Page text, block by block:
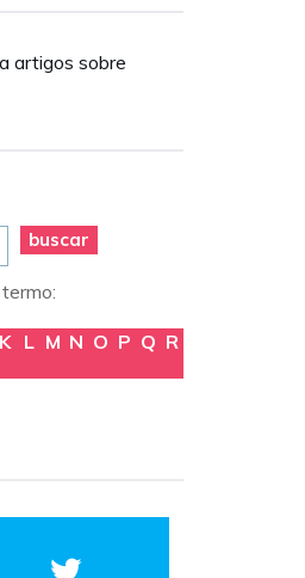
artigos sobre
buscar
K L M N O P Q R